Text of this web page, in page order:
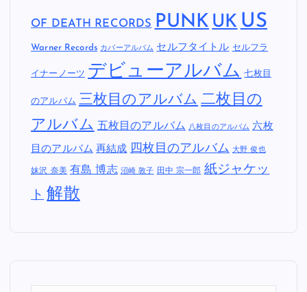
OF DEATH RECORDS PUNK UK US
Warner Records カバーアルバム セルフタイトル セルフラ
イナーノーツ デビューアルバム 七枚目
のアルバム 三枚目のアルバム 二枚目の
アルバム 五枚目のアルバム 八枚目のアルバム 六枚
目のアルバム 再結成 四枚目のアルバム 大野 俊也
妹沢 奈美 有島 博志 沼崎 敦子 田中 宗一郎 紙ジャケッ
ト 解散